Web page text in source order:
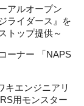
アルオープン
ライダース』を
トップ提供～
ーナー 「NAPS
キエンジニアリ
用モンスター